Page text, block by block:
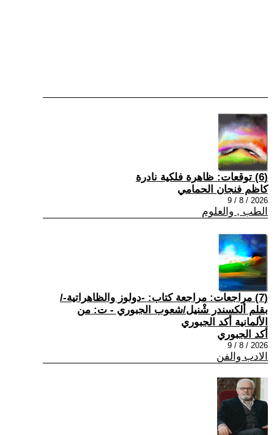
(6) توقعات: ظاهرة فلكية نادرة
كاظم فنجان الحمامي
2026 / 8 / 9
الطب , والعلوم
(7) مراجعات: مراجعة كتاب: -دولوز والظاهراتية-/
بقلم ألكسندر شْنيل/شعوب الجبوري - ت: من
الألمانية أكد الجبوري
أكد الجبوري
2026 / 8 / 9
الادب والفن